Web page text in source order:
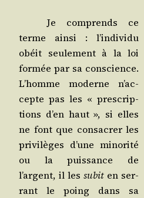
Je com­prends ce
terme ain­si : l’in­di­vi­du
obéit seule­ment à la loi
for­mée par sa conscience.
L’homme moderne n’ac­
cepte pas les « pres­crip­
tions d’en haut », si elles
ne font que consa­crer les
pri­vi­lèges d’une mino­ri­té
ou la puis­sance de
l’argent, il les subit en ser­
rant le poing dans sa